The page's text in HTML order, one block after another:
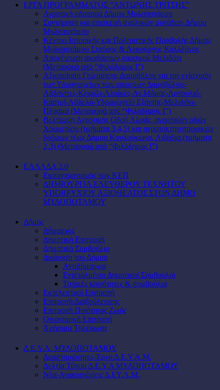
ΕΡΓΑ ΠΡΟΓΡΑΜΜΑΤΟΣ “ΑΝΤΩΝΗΣ ΤΡΙΤΣΗΣ”
Αγροτική οδοποιία Δήμου Μυλοποτάμου
Συντήρηση και επισκευή σχολικών μονάδων Δήμου
Μυλοποτάμου
Κέντρο Ιστορικής και Πολιτιστικής Προβολής Δήμου
Μυλοποτάμου Σταύρος & Λυκούργος Καλλέργης
Αποχέτευση ακαθάρτων οικισμού Μελιδόνι
(Μεταφορά από “Φιλόδημος Ι”)
Αξιοποίηση Γεώτρησης Δαμοβόλου για την ενίσχυση
των Υδραγωγείων των οικισμών Δαμοβόλου-
Αβδανίτες-Κεφάλι-Αλιάκες-Αγ.Μάμας-Αργουλιό-
Καστρί-Αβδελά-Υδραγωγείο Εξάντης-Μελιδόνι-
Πέραμα (Μεταφορά από “Φιλόδημος Ι”)
Βελτίωση Αγροτικής Οδού Αλφάς, αγροτικών οδών
Χουμερίου (τμήματα 3,4,5) και αγροτοκτηνοτροφικών
δρόμων τέως Δήμου Κουλούκωνα, Λιβάδια (τμήματα
2,3) (Μεταφορά από “Φιλόδημος Ι”)
ΕΛΛΑΔΑ 2.0
Εκσυγχρονισμός των ΚΕΠ
ΔΗΜΙΟΥΡΓΙΑ ΕΛΕΥΘΕΡΟΥ ΤΕΧΝΗΤΟΥ
ΥΠΟΒΡΥΧΙΟΥ ΑΞΙΟΘΕΑΤΟΣ ΣΤΟΝ ΔΗΜΟ
ΜΥΛΟΠΟΤΑΜΟΥ
Δήμος
Δήμαρχος
Δημοτική Επιτροπή
Δημοτικό Συμβούλιο
Διοίκηση του Δήμου
Αντιδήμαρχοι
Εντεταλμένοι Δημοτικοί Σύμβουλοι
Τοπικές κοινότητες & συμβούλια
Εκτελεστική Επιτροπή
Επιτροπή Διαβούλευσης
Επιτροπή Ποιότητας Ζωής
Οικονομική Επιτροπή
Χρήσιμα Τηλέφωνα
Δ.Ε.Υ.Α. ΜΥΛΟΠΟΤΑΜΟΥ
Δραστηριότητες-Έργα Δ.Ε.Υ.Α.Μ.
Δελτία Τύπου Δ.Ε.Υ.Α ΜΥΛΟΠΟΤΑΜΟΥ
Νέα-Ανακοινώσεις Δ.ΕΥ.Α.Μ.